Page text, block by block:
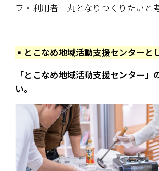
フ・利用者一丸となりつくりたいと
▪️とこなめ地域活動支援センターと
「とこなめ地域活動支援センター」
い。